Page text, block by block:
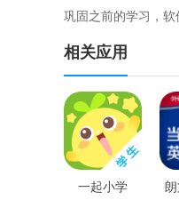
巩固之前的学习，软
相关应用
一起小学